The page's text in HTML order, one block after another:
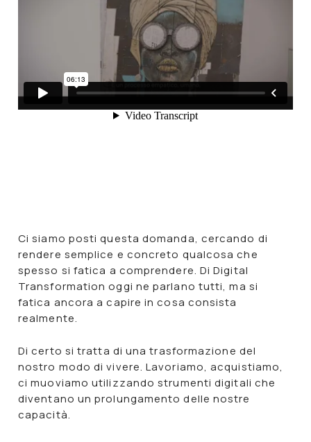
Ci siamo posti questa domanda, cercando di
rendere semplice e concreto qualcosa che
spesso si fatica a comprendere. Di Digital
Transformation oggi ne parlano tutti, ma si
fatica ancora a capire in cosa consista
realmente.
Di certo si tratta di unatrasformazione del
nostro modo di vivere. Lavoriamo, acquistiamo,
ci muoviamo utilizzando strumenti digitali che
diventano un prolungamento delle nostre
capacità.